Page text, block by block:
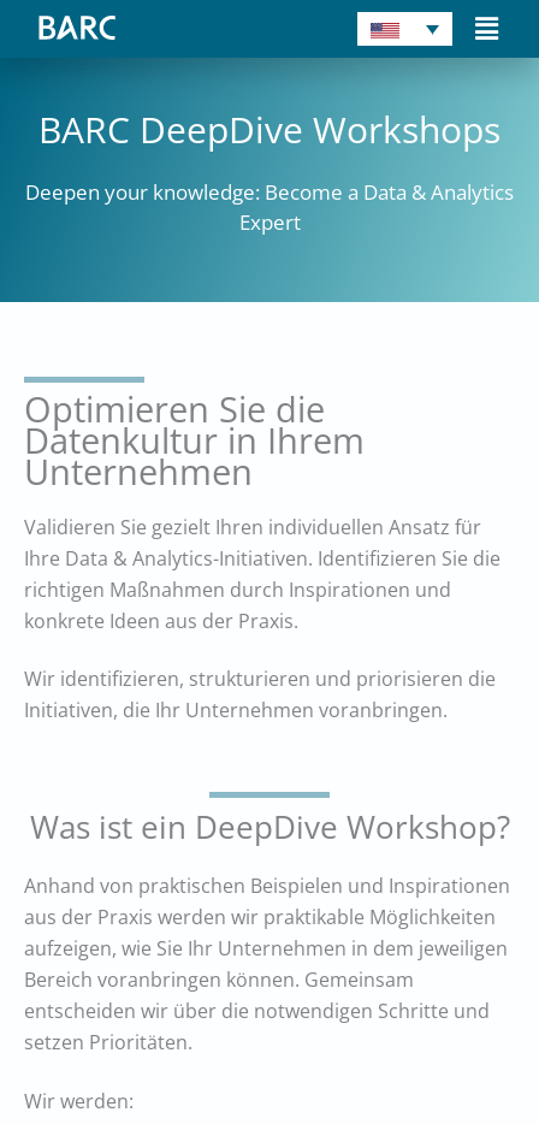
Main
BARC DeepDive Workshops
Deepen your knowledge: Become a Data & Analytics
Expert
Optimieren Sie die
Datenkultur in Ihrem
Unternehmen
Validieren Sie gezielt Ihren individuellen Ansatz für
Ihre Data & Analytics-Initiativen. Identifizieren Sie die
richtigen Maßnahmen durch Inspirationen und
konkrete Ideen aus der Praxis.
Wir identifizieren, strukturieren und priorisieren die
Initiativen, die Ihr Unternehmen voranbringen.
Was ist ein DeepDive Workshop?
Anhand von praktischen Beispielen und Inspirationen
aus der Praxis werden wir praktikable Möglichkeiten
aufzeigen, wie Sie Ihr Unternehmen in dem jeweiligen
Bereich voranbringen können. Gemeinsam
entscheiden wir über die notwendigen Schritte und
setzen Prioritäten.
Wir werden: